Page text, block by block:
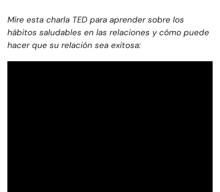
Mire esta charla TED para aprender sobre los
hábitos saludables en las relaciones y cómo puede
hacer que su relación sea exitosa: